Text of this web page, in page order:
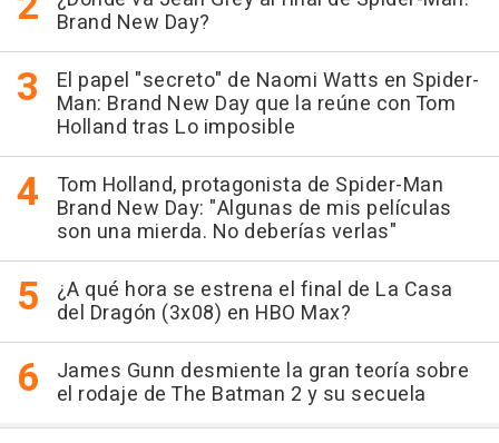
Brand New Day?
El papel "secreto" de Naomi Watts en Spider-
Man: Brand New Day que la reúne con Tom
Holland tras Lo imposible
Tom Holland, protagonista de Spider-Man
Brand New Day: "Algunas de mis películas
son una mierda. No deberías verlas"
¿A qué hora se estrena el final de La Casa
del Dragón (3x08) en HBO Max?
James Gunn desmiente la gran teoría sobre
el rodaje de The Batman 2 y su secuela